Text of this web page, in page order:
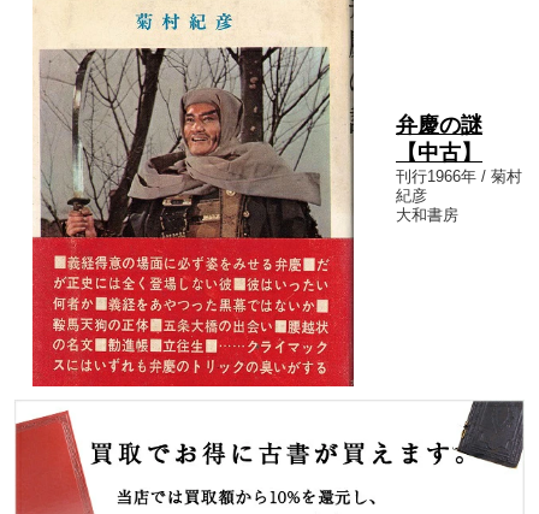
弁慶の謎
【中古】
刊行1966年 / 菊村
紀彦
大和書房